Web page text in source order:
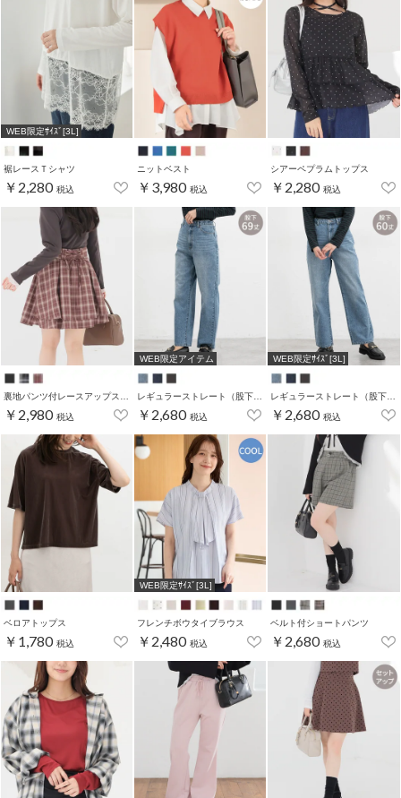
WEB限定ｻｲｽﾞ[3L]
裾レースＴシャツ
￥2,280 税込
ニットベスト
￥3,980 税込
シアーペプラムトップス
￥2,280 税込
￥2,980 税込
WEB限定アイテム
￥2,680 税込
WEB限定ｻｲｽﾞ[3L]
￥2,680 税込
ベロアトップス
￥1,780 税込
WEB限定ｻｲｽﾞ[3L]
フレンチボウタイブラウス
￥2,480 税込
ベルト付ショートパンツ
￥2,680 税込